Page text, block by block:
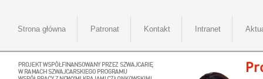
Strona główna Patronat Kontakt Intranet